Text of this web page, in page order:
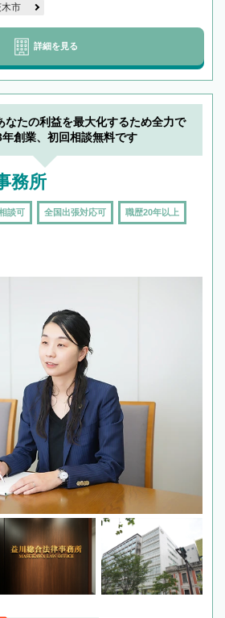
市
詳細を見る
なたの利益を最大化するため全力で
創業、初回相談無料です
務所
談可 全国出張対応可 職歴20年以上